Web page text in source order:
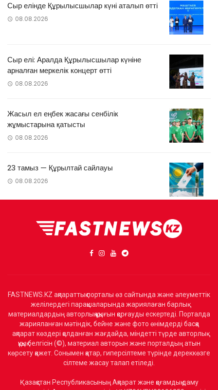
Сыр елінде Құрылысшылар күні аталып өтті
08.08.2026
Сыр елі: Аралда Құрылысшылар күніне
арналған меркелік концерт өтті
08.08.2026
Жасыл ел еңбек жасағы сенбілік
жұмыстарына қатысты
08.08.2026
23 тамыз — Құрылтай сайлауы
08.08.2026
FASTNEWS.KZ ақпараттық порталы өз сайтында және әлеуметтік
желілердегі парақшаларында жариялаған барлық
материалдардың авторлық құқығын қорғауды ескертеді. Порталда
жарияланған мәтіндік, бейне және фото өнімдерді басқа
ақпарат көздері қолданған жағдайда, міндетті түрде авторлық
құқық белгісін (©), материал авторын және порталдың атын
көрсету қажет. Сонымен қатар, гиперсілтеме түрінде дереккөзге
сілтеме жасау талап етіледі.
Қазақстан Республикасының Ақпарат және қоғамдық даму